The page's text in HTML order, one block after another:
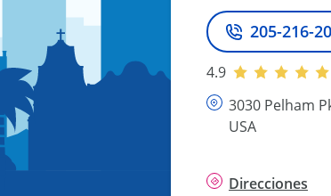
205-216-
4.9
3030 Pelham
USA
Direcciones